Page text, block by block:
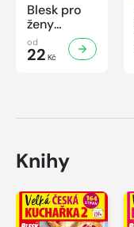
Blesk pro
ženy
speciál
č.2/2026
od
22 Kč
Knihy